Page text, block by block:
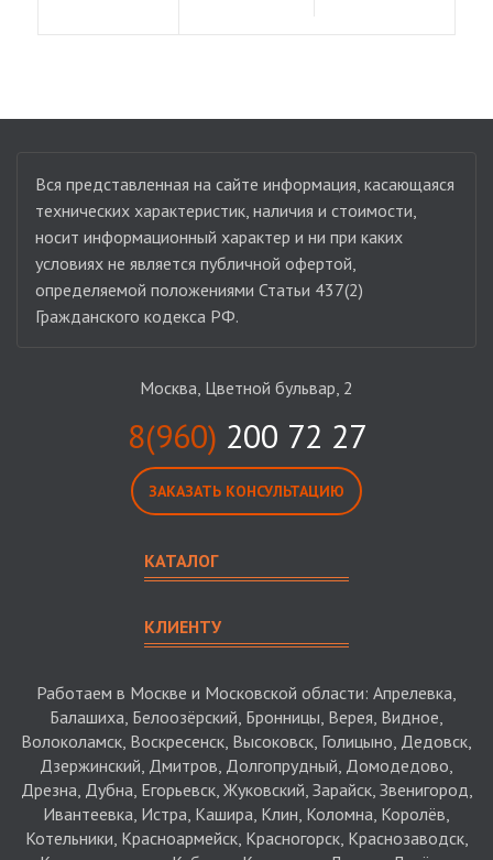
Вся представленная на сайте информация, касающаяся
технических характеристик, наличия и стоимости,
носит информационный характер и ни при каких
условиях не является публичной офертой,
определяемой положениями Статьи 437(2)
Гражданского кодекса РФ.
Москва, Цветной бульвар, 2
8(960) 200 72 27
ЗАКАЗАТЬ КОНСУЛЬТАЦИЮ
КАТАЛОГ
КЛИЕНТУ
Работаем в Москве и Московской области: Апрелевка,
Балашиха, Белоозёрский, Бронницы, Верея, Видное,
Волоколамск, Воскресенск, Высоковск, Голицыно, Дедовск,
Дзержинский, Дмитров, Долгопрудный, Домодедово,
Дрезна, Дубна, Егорьевск, Жуковский, Зарайск, Звенигород,
Ивантеевка, Истра, Кашира, Клин, Коломна, Королёв,
Котельники, Красноармейск, Красногорск, Краснозаводск,